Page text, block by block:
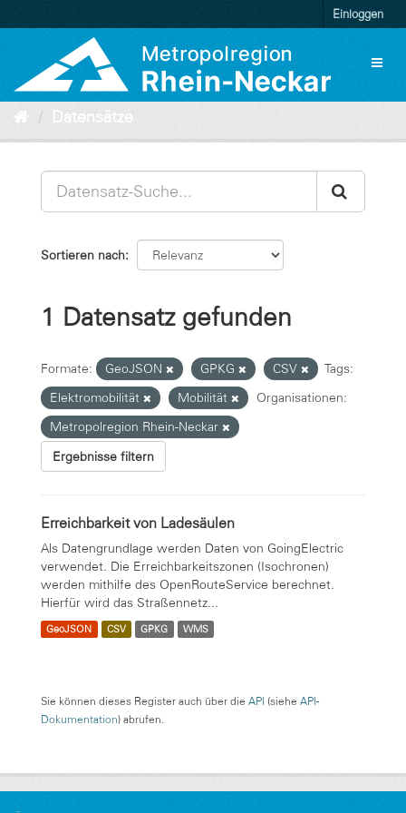
zum
Einloggen
Datensätze
Sortieren nach
1 Datensatz gefunden
Formate: GeoJSON GPKG CSV
Tags:
Elektromobilität
Mobilität
Organisationen:
Metropolregion Rhein-Neckar
Ergebnisse filtern
Erreichbarkeit von Ladesäulen
Als Datengrundlage werden Daten von GoingElectric
verwendet. Die Erreichbarkeitszonen (Isochronen)
werden mithilfe des OpenRouteService berechnet.
Hierfür wird das Straßennetz...
GeoJSON CSV GPKG WMS
Sie können dieses Register auch über die API (siehe API-
Dokumentation) abrufen.